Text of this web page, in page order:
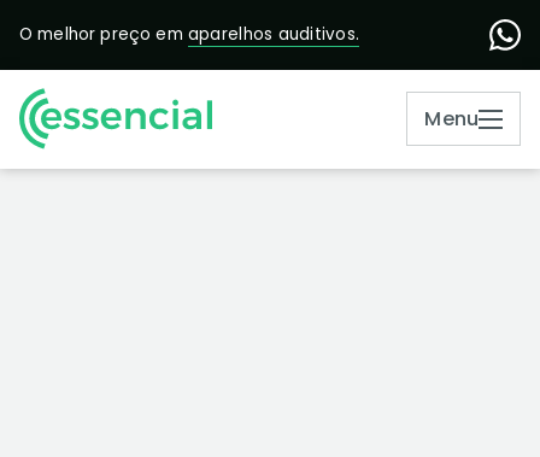
O melhor preço em aparelhos auditivos.
Menu